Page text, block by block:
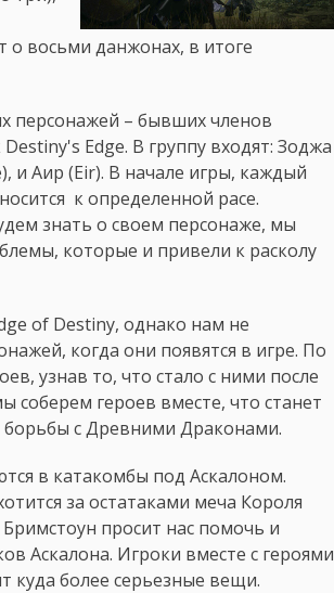
о восьми данжонах, в итоге
персонажей – бывших членов
Edge. В группу входят: Зоджа
и Аир (Eir). В начале игры, каждый
к определенной расе.
знать о своем персонаже, мы
которые и привели к расколу
of Destiny, однако нам не
когда они появятся в игре. По
узнав то, что стало с ними после
героев вместе, что станет
с Древними Драконами.
в катакомбы под Аскалоном.
за остатаками меча Короля
просит нас помочь и
Аскалона. Игроки вместе с героями
куда более серьезные вещи.